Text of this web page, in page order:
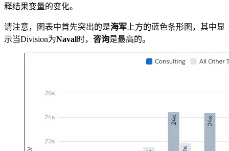
释结果变量的变化。
请注意，图表中首先突出的是海军 上方的蓝色条形图，其中显
示当Division为Naval时， 咨询是最高的。